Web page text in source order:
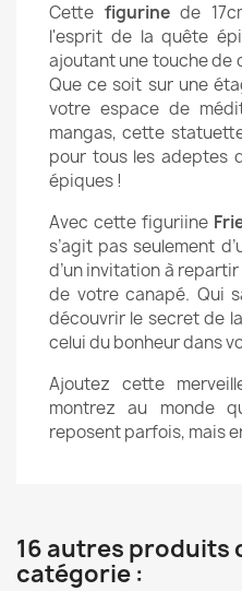
Cette figurinede
l'esprit de la quête
ajoutant une touche de
Que ce soit sur une
votre espace de
mangas, cette
pour tous les adeptes
épiques !
Avec cette figuriine
s’agit pas seulement
d’un invitation à
de votre canapé. Qui
découvrir le secret de
celui du bonheur dans
Ajoutez cette
montrez au monde
reposent parfois, mais
16 autres produits
catégorie :